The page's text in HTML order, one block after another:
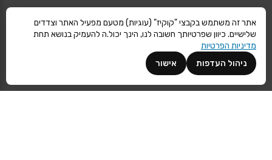
החלפה/החזרה/ביטול עסקה
אחריות
משלוחים
גיפט קארד
מגזין
Vogue
קרא עוד
אתר זה משתמש בקבצי "קוקיז" (עוגיות) מטעם מפעיל האתר וצדדים
שלישיים. כיוון שפרטיותך חשובה לנו, הינך יכול.ה להעמיק בנושא תחת
מדיניות הפרטיות
אישור
ניהול העדפות